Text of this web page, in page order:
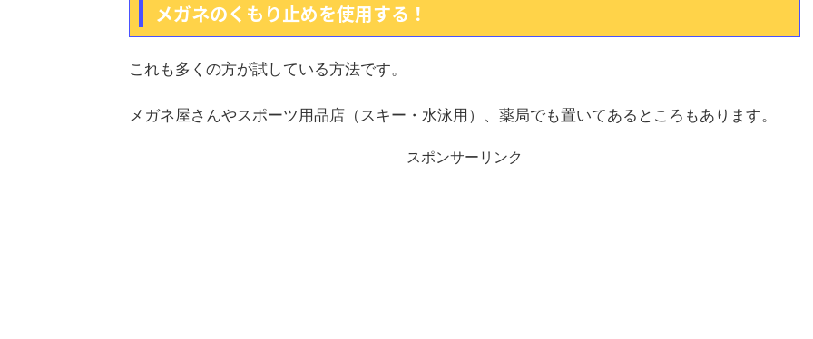
メガネのくもり止めを使用する！
これも多くの方が試している方法です。
メガネ屋さんやスポーツ用品店（スキー・水泳用）、薬局でも置いてあるところもあります。
スポンサーリンク